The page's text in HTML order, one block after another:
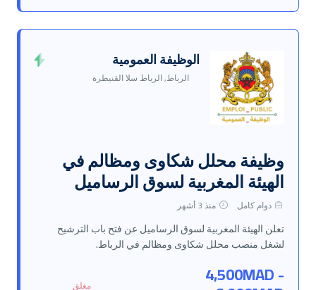
الوظيفة العمومية
الرباط, الرباط سلا القنيطرة
وظيفة محلل شكاوى ومظالم في
الهيئة المغربية لسوق الرساميل
دوام كامل منذ 3 أشهر
تعلن الهيئة المغربية لسوق الرساميل عن فتح باب الترشيح
لشغل منصب محلل شكاوى ومظالم في الرباط.
4,500MAD - مغلق